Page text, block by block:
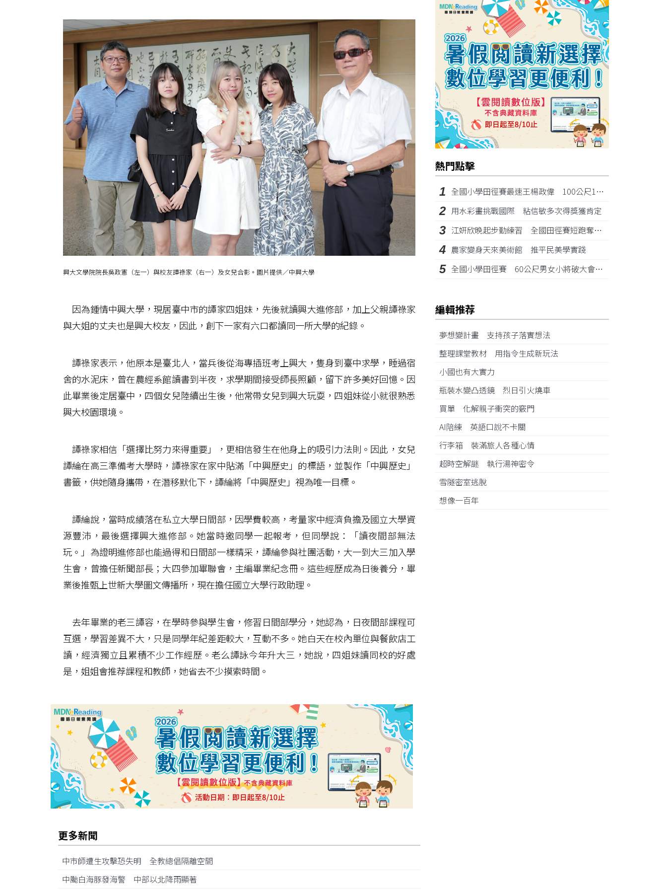
興大文學院院長吳政憲（左一）與校友譚祿家（右一）及女兒合影。圖片提供／中興大學
因為鍾情中興大學，現居臺中市的譚家四姐妹，先後就讀興大進修部，加上父親譚祿家
與大姐的丈夫也是興大校友，因此，創下一家有六口都讀同一所大學的紀錄。
譚祿家表示，他原本是臺北人，當兵後從海專插班考上興大，隻身到臺中求學，睡過宿
舍的水泥床，曾在農經系館讀書到半夜，求學期間接受師長照顧，留下許多美好回憶。因
此畢業後定居臺中，四個女兒陸續出生後，他常帶女兒到興大玩耍，四姐妹從小就很熟悉
興大校園環境。
譚祿家相信「選擇比努力來得重要」，更相信發生在他身上的吸引力法則。因此，女兒
譚綸在高三準備考大學時，譚祿家在家中貼滿「中興歷史」的標語，並製作「中興歷史」
書籤，供她隨身攜帶，在潛移默化下，譚綸將「中興歷史」視為唯一目標。
譚綸說，當時成績落在私立大學日間部，因學費較高，考量家中經濟負擔及國立大學資
源豐沛，最後選擇興大進修部。她當時邀同學一起報考，但同學說：「讀夜間部無法
玩。」為證明進修部也能過得和日間部一樣精采，譚綸參與社團活動，大一到大三加入學
生會，曾擔任新聞部長；大四參加畢聯會，主編畢業紀念冊。這些經歷成為日後養分，畢
業後推甄上世新大學圖文傳播所，現在擔任國立大學行政助理。
去年畢業的老三譚容，在學時參與學生會，修習日間部學分，她認為，日夜間部課程可
互選，學習差異不大，只是同學年紀差距較大，互動不多。她白天在校內單位與餐飲店工
讀，經濟獨立且累積不少工作經歷。老么譚詠今年升大三，她說，四姐妹讀同校的好處
是，姐姐會推荐課程和教師，她省去不少摸索時間。
更多新聞
中市師遭生攻擊恐失明 全教總倡隔離空間
中颱白海豚發海警 中部以北降雨顯著
熱門點擊
1 全國小學田徑賽最速王楊政偉 100公尺11秒87奪金
2 用水彩畫挑戰國際 粘信敏多次得獎獲肯定
3 江姸欣晚起步勤練習 全國田徑賽短跑奪金摘銅
4 農家變身天來美術館 推平民美學實踐
5 全國小學田徑賽 60公尺男女小將破大會紀錄
編輯推荐
夢想變計畫 支持孩子落實想法
整理課堂教材 用指令生成新玩法
小國也有大實力
瓶裝水變凸透鏡 烈日引火燒車
買單 化解親子衝突的竅門
AI陪練 英語口說不卡關
行李箱 裝滿旅人各種心情
超時空解謎 執行湯神密令
雪隧密室逃脫
想像一百年